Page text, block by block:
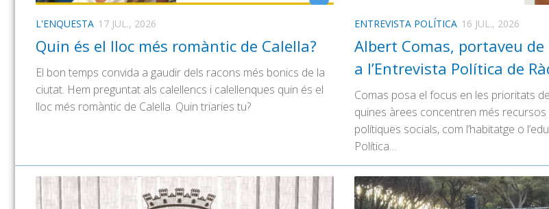
L'ENQUESTA 17 JUL., 2026
Quin és el lloc més romàntic de Calella?
El bon temps convida a gaudir dels racons més bonics de la
ciutat. Hem preguntat als calellencs i calellenques quin és el
lloc més romàntic de Calella. Quin triaries tu?
ENTREVISTA POLÍTICA 16 JUL., 2026
Albert Comas, portaveu de
a l’Entrevista Política de
Comas posa el focus en les prioritats
quines àrees concentren més
polítiques socials, com l’habitatge o
Política…